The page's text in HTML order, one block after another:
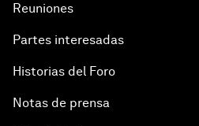
Reuniones
Partes interesadas
Historias del Foro
Notas de prensa